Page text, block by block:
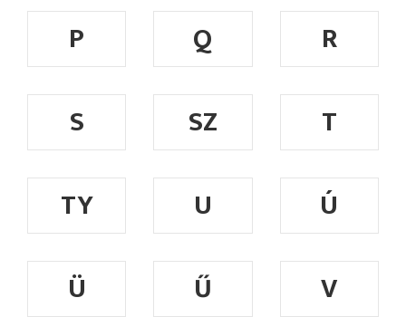
P
Q
R
S
SZ
T
TY
U
Ú
Ü
Ű
V